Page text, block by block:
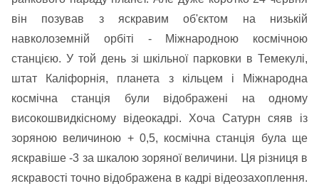
він позував з яскравим об'єктом на низькій
навколоземній орбіті - Міжнародною космічною
станцією. У той день зі шкільної парковки в Темекулі,
штат Каліфорнія, планета з кільцем і Міжнародна
космічна станція були відображені на одному
високошвидкісному відеокадрі. Хоча Сатурн сяяв із
зоряною величиною + 0,5, космічна станція була ще
яскравіше -3 за шкалою зоряної величини. Ця різниця в
яскравості точно відображена в кадрі відеозахоплення.